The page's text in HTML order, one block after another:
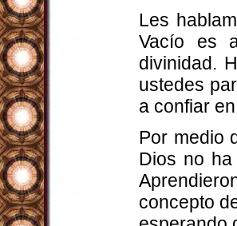
Les
Vacío es
divinidad.
ustedes
a confiar
Por medio
Dios no
concepto